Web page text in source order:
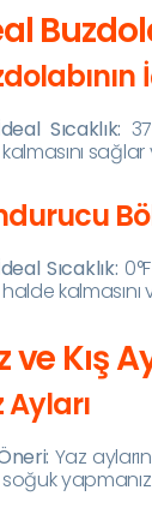
Sıcaklık:
kalmasını
Sıcaklık:
halde
ve Kış
Ayları
Yaz
soğuk